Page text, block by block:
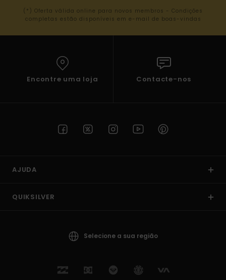
(*) Oferta válida online para novos membros - Condições
completas estão disponíveis em e-mail de boas-vindas
Encontre uma loja Contacte-nos
AJUDA
QUIKSILVER
Selecione a sua região